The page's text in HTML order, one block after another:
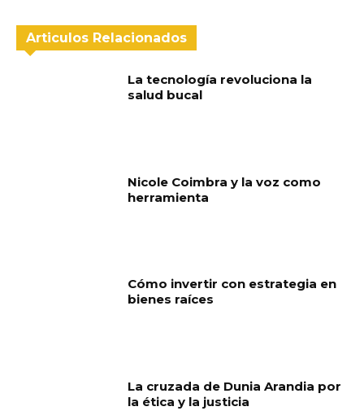
Articulos Relacionados
La tecnología revoluciona la
salud bucal
Nicole Coimbra y la voz como
herramienta
Cómo invertir con estrategia en
bienes raíces
La cruzada de Dunia Arandia por
la ética y la justicia